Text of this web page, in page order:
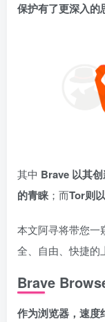
保护有了更深入的
其中 Brave 以其
的青睐 ；而Tor则
本文阿寻将带您一
全、自由、快捷的
Brave
作为浏览器，速度